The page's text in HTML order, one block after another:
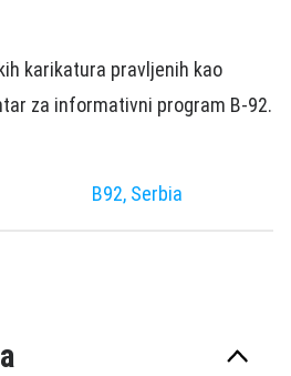
karikatura pravljenih kao
za informativni program B-92.
B92, Serbia